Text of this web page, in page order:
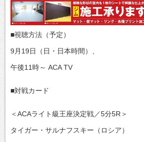
■視聴方法（予定）
9月19日（日・日本時間）、
午後11時～ ACA TV
■対戦カード
＜ACAライト級王座決定戦／5分5R＞
タイガー・サルナフスキー（ロシア）